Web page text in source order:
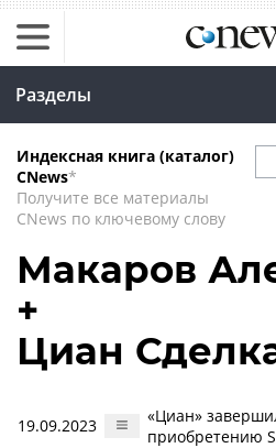
Разделы
Индексная книга (каталог)
CNews*
Получите все материалы
CNews по ключевому слову
Макаров
+
Циан
19.09.2023
«Циан»
приобретению